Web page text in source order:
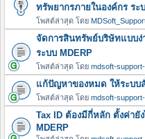
ทรัพยากรภายในองค์กร ระ
โพสต์ล่าสุด โดย
จัดการสินทรัพย์บริษัทแบบ
ระบบ MDERP
โพสต์ล่าสุด โดย mdsoft-
แก้ปัญหาของหมด ให้ระบบ
โพสต์ล่าสุด โดย mdsoft-
Tax ID ต้องมีกี่หลัก ตั้งค่ายั
MDERP